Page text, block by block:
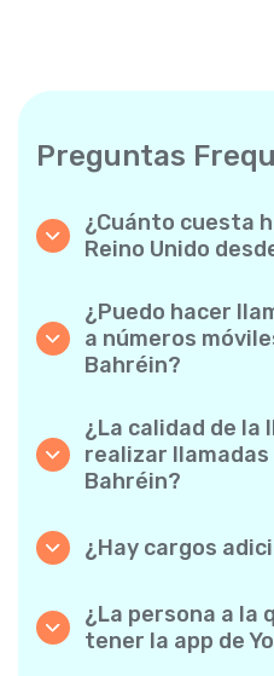
Preguntas
¿Cuánto cuesta
Reino Unido
para llamadas al
consulta las tarifas
sin cargos ocultos,
¿Puedo hacer
a números
Bahréin?
móviles como a
facilidad.
¿La calidad de la
realizar llamadas
Bahréin?
conversaciones
¿Hay cargos
minuto
ni suscripciones
cargos de conexión.
¿La persona a la
tener la app de